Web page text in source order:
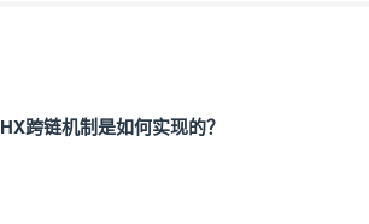
HX跨链机制是如何实现的？